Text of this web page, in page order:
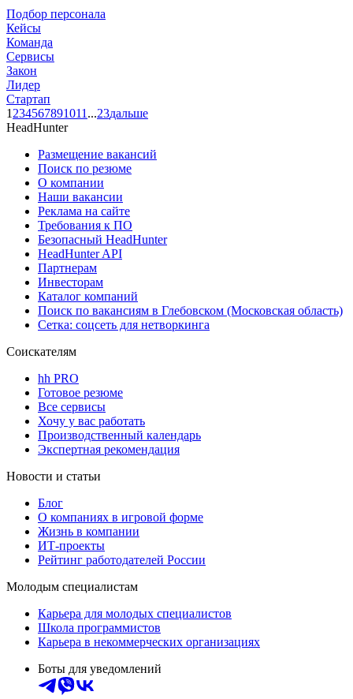
Подбор персонала
Кейсы
Команда
Сервисы
Закон
Лидер
Стартап
1 234567891011 ...23дальше
HeadHunter
Размещение вакансий
Поиск по резюме
О компании
Наши вакансии
Реклама на сайте
Требования к ПО
Безопасный HeadHunter
HeadHunter API
Партнерам
Инвесторам
Каталог компаний
Поиск по вакансиям в Глебовском (Московская область)
Сетка: соцсеть для нетворкинга
Соискателям
hh PRO
Готовое резюме
Все сервисы
Хочу у вас работать
Производственный календарь
Экспертная рекомендация
Новости и статьи
Блог
О компаниях в игровой форме
Жизнь в компании
ИТ-проекты
Рейтинг работодателей России
Молодым специалистам
Карьера для молодых специалистов
Школа программистов
Карьера в некоммерческих организациях
Боты для уведомлений